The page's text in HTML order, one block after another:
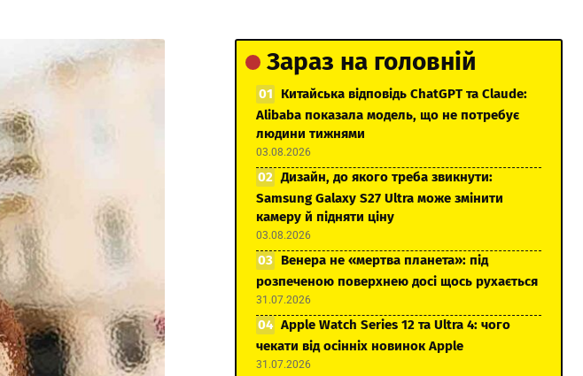
Зараз на головній
Китайська відповідь ChatGPT та Claude:
Alibaba показала модель, що не потребує
людини тижнями
03.08.2026
Дизайн, до якого треба звикнути:
Samsung Galaxy S27 Ultra може змінити
камеру й підняти ціну
03.08.2026
Венера не «мертва планета»: під
розпеченою поверхнею досі щось рухається
31.07.2026
Apple Watch Series 12 та Ultra 4: чого
чекати від осінніх новинок Apple
31.07.2026